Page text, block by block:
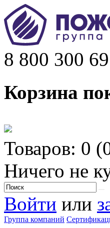
8 800 300
Корзина
Товаров: 0
Ничего не
Войти или
Группа компаний